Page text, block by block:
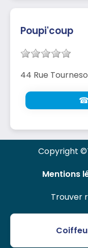
Poupi'coup
44 Rue
☎
Copyright
Mentions
Trouver